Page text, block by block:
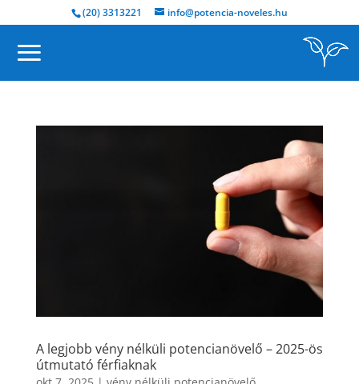
(20) 3313221 info@potencia-noveles.hu
A legjobb vény nélküli potencianövelő – 2025-ös
útmutató férfiaknak